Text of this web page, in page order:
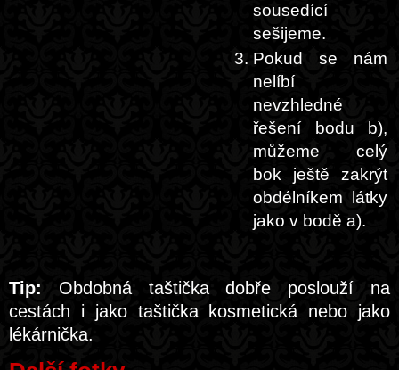
sousedící
sešijeme.
Pokud se nám
nelíbí
nevzhledné
řešení bodu b),
můžeme celý
bok ještě zakrýt
obdélníkem látky
jako v bodě a).
Tip: Obdobná taštička dobře poslouží na
cestách i jako taštička kosmetická nebo jako
lékárnička.